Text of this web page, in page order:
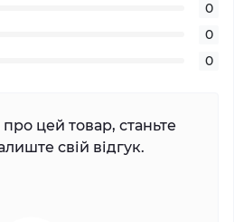
0
0
0
про цей товар, станьте
свій відгук.